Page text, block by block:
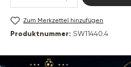
Zum Merkzettel hinzufügen
Produktnummer: SW11440.4